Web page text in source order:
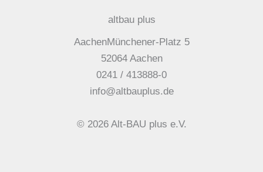
altbau plus
AachenMünchener-Platz 5
52064 Aachen
0241 / 413888-0
info@altbauplus.de
© 2026 Alt-BAU plus e.V.